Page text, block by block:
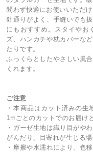
問わず快適にお使いいただけ
針通りがよく、手縫いでも
にもおすすめ。スタイやお
ズ、ハンカチや枕カバーな
たりです。
ふっくらとしたやさしい風
くれます。
ご注意
・本商品はカット済みの生
1mごとのカットでのお届け
・ガーゼ生地は織り目がや
がんだり、目寄れが生じる場
・摩擦や水濡れにより、色